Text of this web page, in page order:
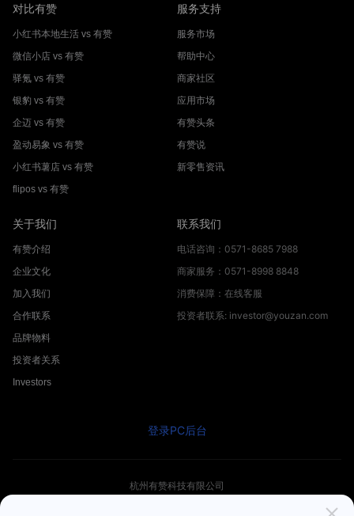
对比有赞
小红书本地生活 vs 有赞
微信小店 vs 有赞
驿氪 vs 有赞
银豹 vs 有赞
企迈 vs 有赞
盈动易象 vs 有赞
小红书薯店 vs 有赞
flipos vs 有赞
服务支持
服务市场
帮助中心
商家社区
应用市场
有赞头条
有赞说
新零售资讯
关于我们
有赞介绍
企业文化
加入我们
合作联系
品牌物料
投资者关系
Investors
联系我们
电话咨询：0571-8685 7988
商家服务：0571-8998 8848
消费保障：在线客服
投资者联系: investor@youzan.com
登录PC后台
杭州有赞科技有限公司